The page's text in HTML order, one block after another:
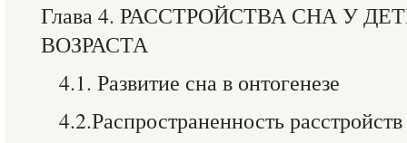
Глава 4. РАССТРОЙСТВА СНА У
ВОЗРАСТА
4.1. Развитие сна в онтогенезе
4.2.Распространенность